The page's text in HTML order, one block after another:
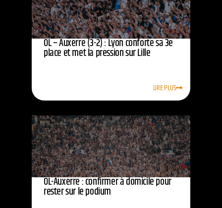
OL – Auxerre (3-2) : Lyon conforte sa 3e
place et met la pression sur Lille
LIRE PLUS
OL-Auxerre : confirmer à domicile pour
rester sur le podium